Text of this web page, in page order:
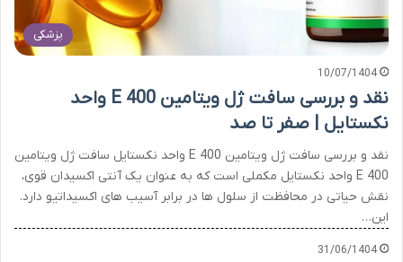
پزشکی
10/07/1404
نقد و بررسی سافت ژل ویتامین E 400 واحد
نکستایل | صفر تا صد
نقد و بررسی سافت ژل ویتامین E 400 واحد نکستایل سافت ژل ویتامین
E 400 واحد نکستایل مکملی است که به عنوان یک آنتی اکسیدان قوی،
نقش حیاتی در محافظت از سلول ها در برابر آسیب های اکسیداتیو دارد.
این…
31/06/1404